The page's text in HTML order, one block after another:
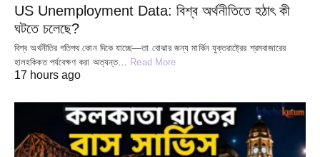
US Unemployment Data: বিশ্ব অর্থনীতিতে হঠাৎ কী
ঘটতে চলেছে?
বিশ্ব অর্থনীতির গতিপথ কোন দিকে যাচ্ছে—তা বোঝার জন্য মার্কিন যুক্তরাষ্ট্রের শ্রমবাজারের
হালহকিকত পর্যবেক্ষণ করা অত্যন্ত… Read More
17 hours ago